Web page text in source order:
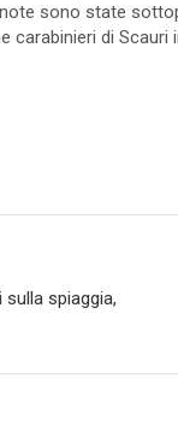
sono state
carabinieri di
spiaggia,